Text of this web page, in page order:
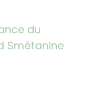
du
Smétanine